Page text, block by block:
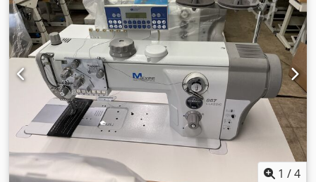
1 /4